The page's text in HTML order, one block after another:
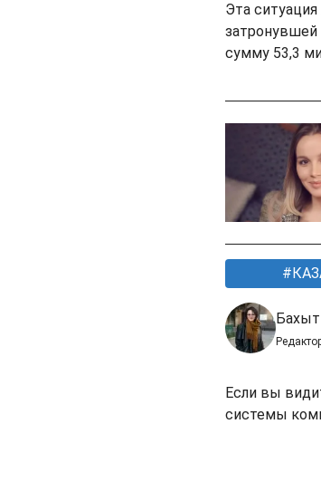
Эта
затронувшей
сумму 53,3
Если вы
системы